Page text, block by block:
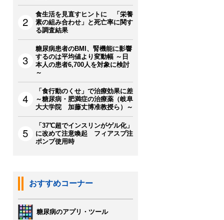
食生活を見直すヒントに 「栄養
素の組み合わせ」と死亡率に関す
る調査結果
糖尿病患者のBMI、腎機能に影響
するのは平均値より変動幅 ～日
本人の患者6,700人を対象に検討
～
「食行動のくせ」で治療効果に差
～糖尿病・肥満症の治療薬（岐阜
大大学院 加藤丈博准教授ら）～
「37℃超でインスリンがゲル化」
に改めて注意喚起 フィアスプ注
ポンプ使用時
おすすめコーナー
糖尿病のアプリ・ツール